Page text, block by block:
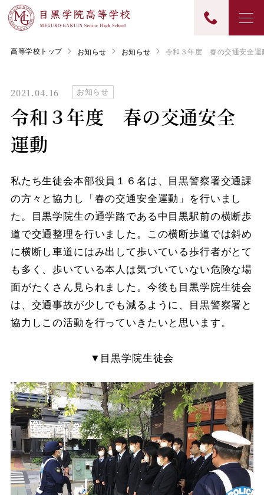
高等学校トップ お知らせ お知らせ 令和３年度 春の交通安全運
2021.04.16 お知らせ
令和３年度 春の交通安全
運動
私たち生徒会本部役員１６名は、目黒警察署交通課
の方々と協力し「春の交通安全運動」を行いまし
た。目黒学院生の通学路である中目黒駅前の横断歩
道で交通整理を行いました。この横断歩道では斜め
に横断し車道にはみ出して歩いている歩行者がとて
も多く、歩いている本人は気づいていない危険な場
面がたくさん見られました。今後も目黒学院生徒会
は、交通事故が少しでも減るように、目黒警察署と
協力しこの活動を行っていきたいと思います。
▼目黒学院生徒会